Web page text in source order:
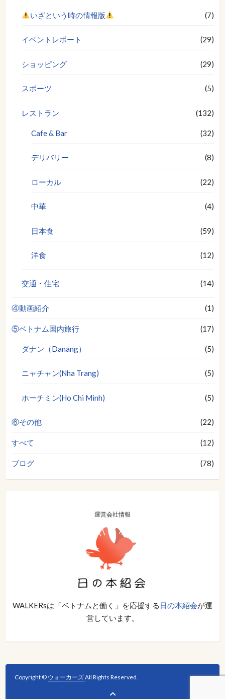
いざという時の情報版 (7)
イベントレポート (29)
ショッピング (29)
スポーツ (5)
レストラン (132)
Cafe & Bar (32)
デリバリー (8)
ローカル (22)
中華 (4)
日本食 (59)
洋食 (12)
交通・住宅 (14)
④動画紹介 (1)
⑤ベトナム国内旅行 (17)
ダナン（Danang） (5)
ニャチャン(Nha Trang) (5)
ホーチミン(Ho Chi Minh) (5)
⑥その他 (22)
すべて (12)
ブログ (78)
運営会社情報
WALKERsは「ベトナムと働く」を応援する 日の本紹会が運
営しています。
Copyright © ウォーカーズAll Rights Reserved.